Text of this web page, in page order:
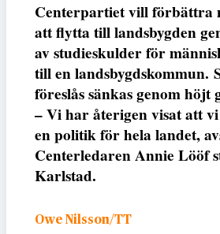
Centerpartiet vill förbättra
att flytta till landsbygden
av studieskulder för
till en landsbygdskommun.
föreslås sänkas genom
– Vi har återigen visat att
en politik för hela landet,
Centerledaren Annie Lööf
Karlstad.
Owe Nilsson/TT